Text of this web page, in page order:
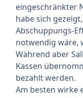
eingeschränkter
habe sich
Abschuppungs-
notwendig wäre,
Während aber
Kassen
bezahlt werden.
Am besten wirke